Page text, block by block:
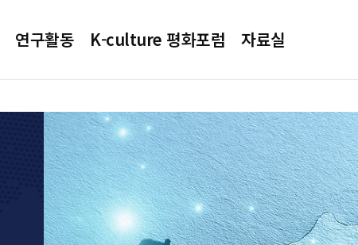
연구활동 K-culture 평화포럼 자료실